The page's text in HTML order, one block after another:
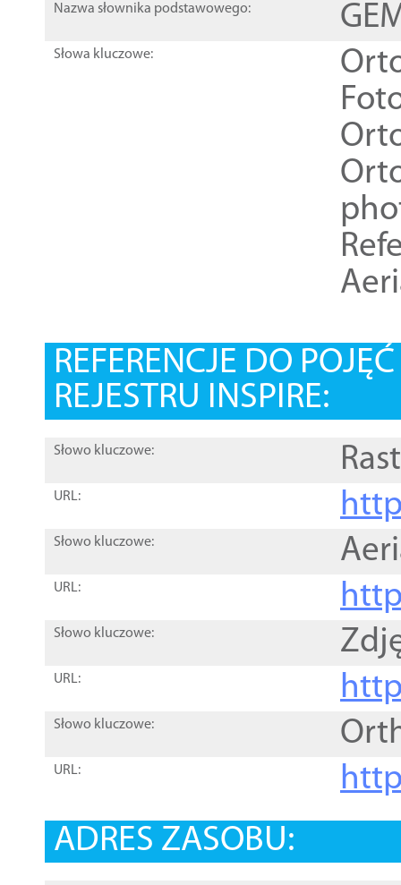
Nazwa słownika podstawowego:
Słowa kluczowe:
REFERENCJE DO
REJESTRU INSPIRE:
Słowo kluczowe:
URL:
Słowo kluczowe:
URL:
Słowo kluczowe:
URL:
Słowo kluczowe:
URL:
ADRES ZASOBU: